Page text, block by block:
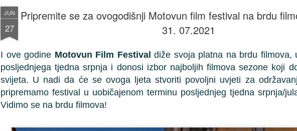
JUN
27
Pripremite se za ovogodišnji Motovun film festival na brdu
31. 07.2021
I ove godine Motovun Film Festival diže svoja platna na brdu filmova,
posljednjega tjedna srpnja i donosi izbor najboljih filmova sezone koji
svijeta. U nadi da će se ovoga ljeta stvoriti povoljni uvjeti za
pripremamo festival u uobičajenom terminu posljednjeg tjedna srpnja/
Vidimo se na brdu filmova!
6
Trka na
Trka na prstenac u
Na prvi pogled riječ je o
desnici, sitna metalna
prolaza koji odlučuju o